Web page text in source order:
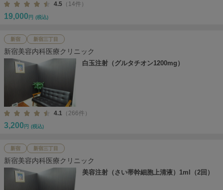
4.5 （14件）
19,000 円 (税込)
新宿 新宿三丁目
新宿美容内科医療クリニック
白玉注射（グルタチオン1200mg）
4.1 （266件）
3,200 円 (税込)
新宿 新宿三丁目
新宿美容内科医療クリニック
美容注射（さい帯幹細胞上清液）1ml（2回）